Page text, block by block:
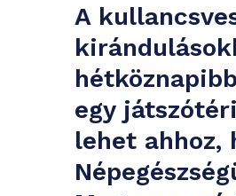
A
egy
lehet ahhoz,